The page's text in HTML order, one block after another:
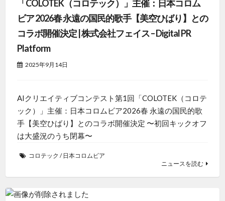
「COLOTEK（コロテック）」主催：日本コロム
ビア 2026春 永遠の国民的歌手【美空ひばり】との
コラボ開催決定 | 株式会社フェイス – Digital PR
Platform
2025年9月14日
AIクリエイティブコンテスト第1回「COLOTEK（コロテ
ック）」主催：日本コロムビア2026春 永遠の国民的歌
手【美空ひばり】とのコラボ開催決定 〜初回キックオフ
は大盛況のうち閉幕〜
コロテック / 日本コロムビア
ニュースを読む